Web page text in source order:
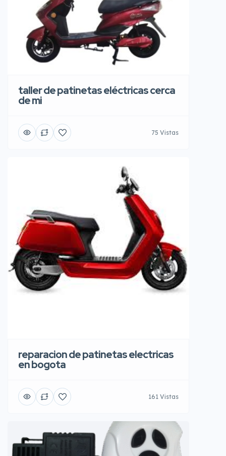
taller de patinetas eléctricas cerca
de mi
75 Vistas
reparacion de patinetas electricas
en bogota
161 Vistas